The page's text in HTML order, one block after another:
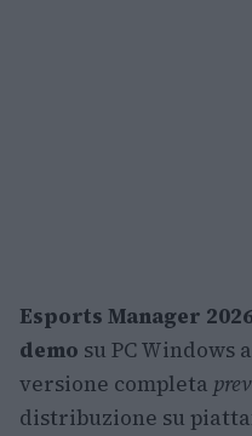
Esports Manager
demo su PC Windows
versione completa
distribuzione su